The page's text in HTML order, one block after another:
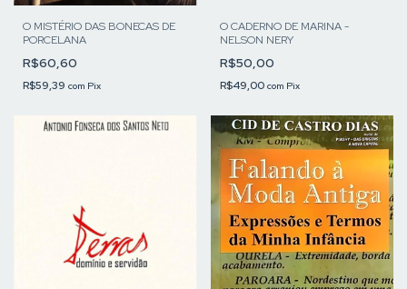
O MISTÉRIO DAS BONECAS DE
PORCELANA
R$60,60
R$59,39 com Pix
O CADERNO DE MARINA -
NELSON NERY
R$50,00
R$49,00 com Pix